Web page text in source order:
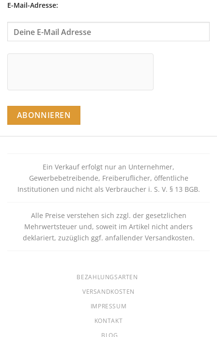
E-Mail-Adresse:
Ein Verkauf erfolgt nur an Unternehmer,
Gewerbebetreibende, Freiberuflicher, öffentliche
Institutionen und nicht als Verbraucher i. S. V. § 13 BGB.
Alle Preise verstehen sich zzgl. der gesetzlichen
Mehrwertsteuer und, soweit im Artikel nicht anders
deklariert, zuzüglich ggf. anfallender Versandkosten.
BEZAHLUNGSARTEN
VERSANDKOSTEN
IMPRESSUM
KONTAKT
BLOG